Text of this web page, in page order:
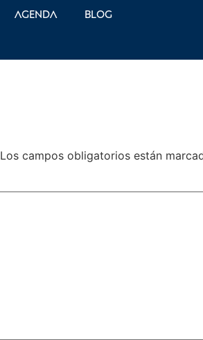
Agenda Blog
Los campos obligatorios están